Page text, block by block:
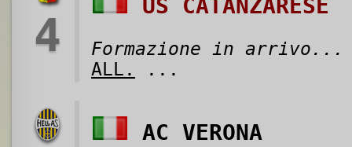
4
US CATANZARESE
Formazione in arrivo...
ALL.
...
AC VERONA